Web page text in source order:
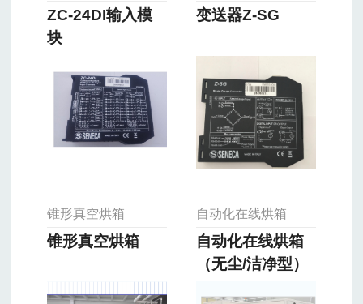
ZC-24DI输入模
块
变送器Z-SG
锥形真空烘箱
锥形真空烘箱
自动化在线烘箱
自动化在线烘箱
（无尘/洁净型）